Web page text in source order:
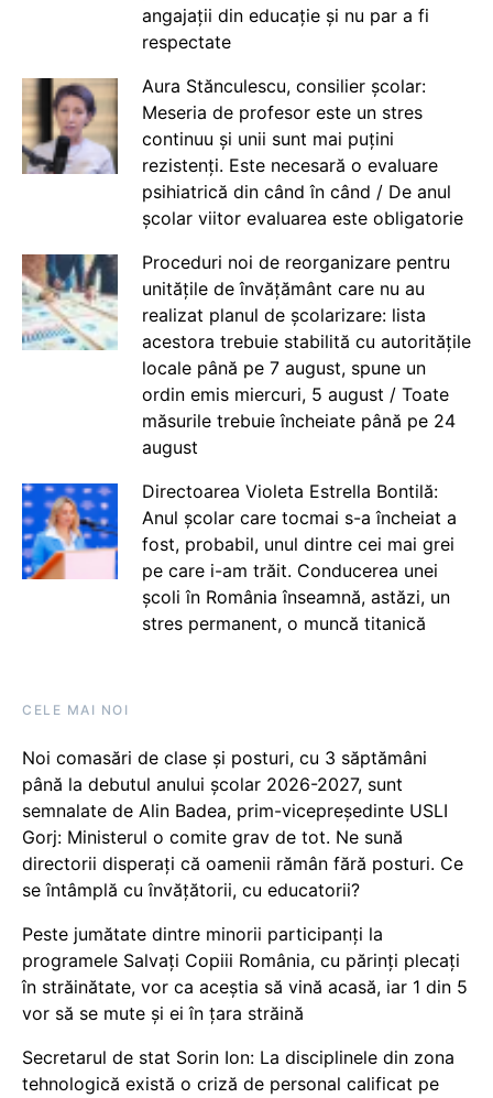
angajații din educație și nu par a fi
respectate
Aura Stănculescu, consilier școlar:
Meseria de profesor este un stres
continuu și unii sunt mai puțini
rezistenți. Este necesară o evaluare
psihiatrică din când în când / De anul
școlar viitor evaluarea este obligatorie
Proceduri noi de reorganizare pentru
unitățile de învățământ care nu au
realizat planul de școlarizare: lista
acestora trebuie stabilită cu autoritățile
locale până pe 7 august, spune un
ordin emis miercuri, 5 august / Toate
măsurile trebuie încheiate până pe 24
august
Directoarea Violeta Estrella Bontilă:
Anul școlar care tocmai s-a încheiat a
fost, probabil, unul dintre cei mai grei
pe care i-am trăit. Conducerea unei
școli în România înseamnă, astăzi, un
stres permanent, o muncă titanică
CELE MAI NOI
Noi comasări de clase și posturi, cu 3 săptămâni
până la debutul anului școlar 2026-2027, sunt
semnalate de Alin Badea, prim-vicepreședinte USLI
Gorj: Ministerul o comite grav de tot. Ne sună
directorii disperați că oamenii rămân fără posturi. Ce
se întâmplă cu învățătorii, cu educatorii?
Peste jumătate dintre minorii participanți la
programele Salvați Copiii România, cu părinți plecați
în străinătate, vor ca aceștia să vină acasă, iar 1 din 5
vor să se mute și ei în țara străină
Secretarul de stat Sorin Ion: La disciplinele din zona
tehnologică există o criză de personal calificat pe